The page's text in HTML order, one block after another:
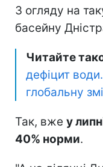
З огляду на
басейну
Читайте
дефіцит
глобальну
Так, вже у
40% норми.